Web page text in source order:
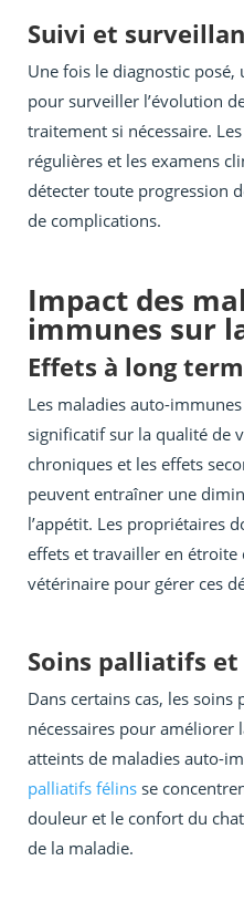
Suivi et
Une fois le diagnostic
pour surveiller l’évolution
traitement si nécessaire.
régulières et les examens
détecter toute progression
de complications.
Impact des
immunes sur
Effets à long
Les maladies auto-
significatif sur la qualité de
chroniques et les effets
peuvent entraîner une
l’appétit. Les propriétaires
effets et travailler en
vétérinaire pour gérer ces
Soins palliatifs
Dans certains cas, les
nécessaires pour améliorer
atteints de maladies auto-
palliatifs félins se
douleur et le confort du
de la maladie.